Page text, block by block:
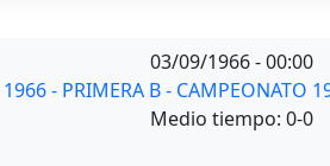
03/09/1966-00:00
1966 - PRIMERA B - CAMPEONATO
Medio tiempo: 0-0